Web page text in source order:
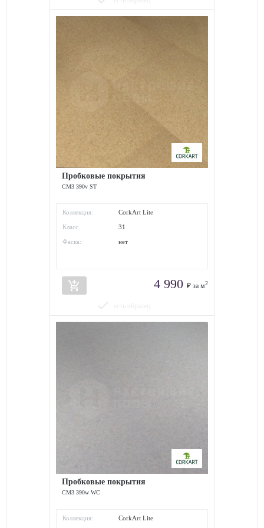
Пробковые покрытия
СM3 390v ST
Коллекция: CorkArt Lite
Класс
31
Фаска: нет
add_shopping_cart 4 990 ₽ за м2
Пробковые покрытия
СM3 390w WC
Коллекция: CorkArt Lite